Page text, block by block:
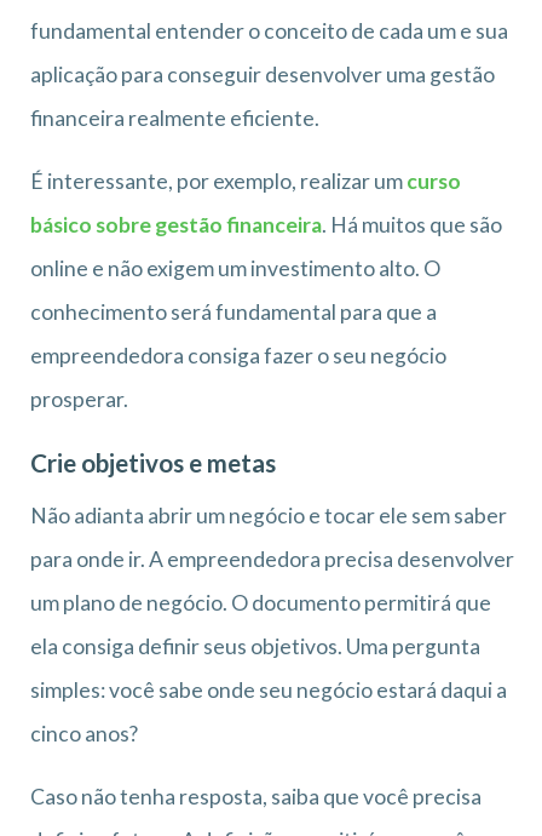
fundamental entender o conceito de cada um e sua
aplicação para conseguir desenvolver uma gestão
financeira realmente eficiente.
É interessante, por exemplo, realizar umcurso
básico sobre gestão financeira. Há muitos que são
online e não exigem um investimento alto. O
conhecimento será fundamental para que a
empreendedora consiga fazer o seu negócio
prosperar.
Crie objetivos e metas
Não adianta abrir um negócio e tocar ele sem saber
para onde ir. A empreendedora precisa desenvolver
um plano de negócio. O documento permitirá que
ela consiga definir seus objetivos. Uma pergunta
simples: você sabe onde seu negócio estará daqui a
cinco anos?
Caso não tenha resposta, saiba que você precisa